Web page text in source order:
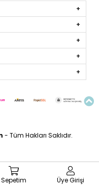
- Tüm Hakları Saklıdır.
Sepetim Üye Girişi